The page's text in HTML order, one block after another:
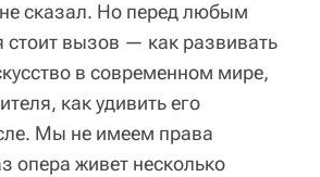
сказал. Но перед любым
стоит вызов — как развивать
в современном мире,
как удивить его
Мы не имеем права
опера живет несколько